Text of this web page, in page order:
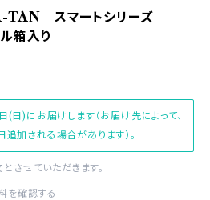
TAN スマートシリーズ
箱入り
)にお届けします（お届け先によって、
加される場合があります）。
させていただきます。
を確認する